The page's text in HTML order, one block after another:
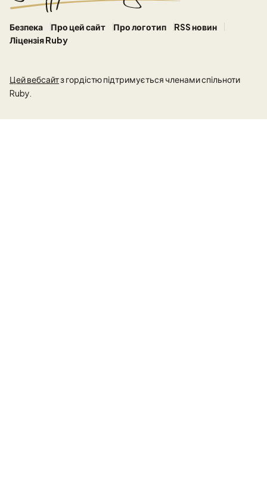
Безпека Про цей сайт Про логотип
RSS новин
Ліцензія Ruby
Цей вебсайтз гордістю підтримується членами спільноти
Ruby.